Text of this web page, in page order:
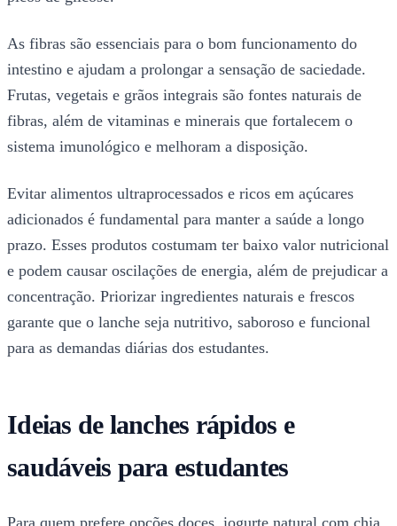
As fibras são essenciais para o bom funcionamento do
intestino e ajudam a prolongar a sensação de saciedade.
Frutas, vegetais e grãos integrais são fontes naturais de
fibras, além de vitaminas e minerais que fortalecem o
sistema imunológico e melhoram a disposição.
Evitar alimentos ultraprocessados e ricos em açúcares
adicionados é fundamental para manter a saúde a longo
prazo. Esses produtos costumam ter baixo valor nutricional
e podem causar oscilações de energia, além de prejudicar a
concentração. Priorizar ingredientes naturais e frescos
garante que o lanche seja nutritivo, saboroso e funcional
para as demandas diárias dos estudantes.
Ideias de lanches rápidos e
saudáveis para estudantes
Para quem prefere opções doces, iogurte natural com chia